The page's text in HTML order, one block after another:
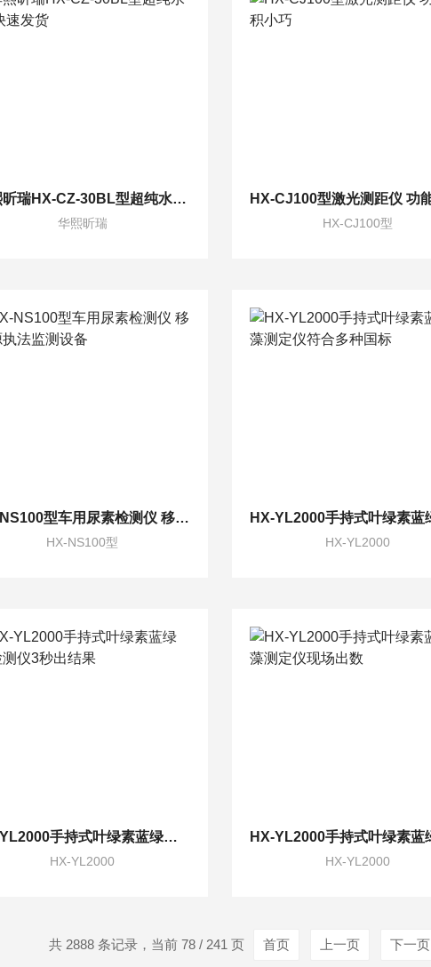
华熙昕瑞HX-CZ-30BL型超纯水机 快速发货
华熙昕瑞 HX-CJ100型
HX-NS100型车用尿素检测仪 移动源执法监测设备
HX-NS100型 HX-YL2000
HX-YL2000手持式叶绿素蓝绿藻检测仪3秒出结果
HX-YL2000 HX-YL2000
共 2888 条记录，当前 78 / 241 页 首页 上一页 下一页